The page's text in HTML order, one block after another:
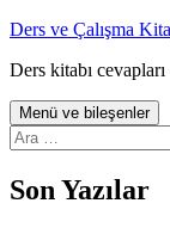
İçeriğe
Ders ve Çalışma
Ders kitabı
Menü ve bileşenler
Arama:
Son Yazılar